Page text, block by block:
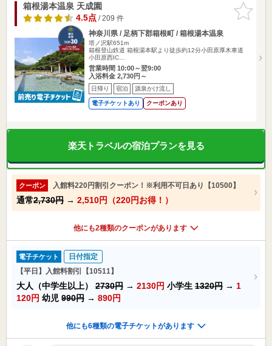
お気に入
りに追加
箱根湯本温泉 天成園
4.5点/ 209 件
神奈川県 / 足柄下郡箱根町 / 箱根湯本温泉
塔ノ沢駅651m
箱根登山鉄道 箱根湯本駅より徒歩約12分小田原厚木車道
小田原西IC…
営業時間 10:00～翌9:00
入浴料金 2,730円～
日帰り 宿泊 源泉かけ流し
電子チケットあり クーポンあり
楽天トラベルの宿泊プランを見る
クーポン 入館料220円割引クーポン！※利用不可日あり【10500】
通常2,730円 → 2,510円（220円お得！）
他にも2種類のクーポンがあります
電子チケット
日付指定
【平日】入館料割引【10511】
大人（中学生以上） 2730円 → 2130円 小学生 1320円 → 1
120円 幼児 990円 → 890円
他にも6種類の電子チケットがあります